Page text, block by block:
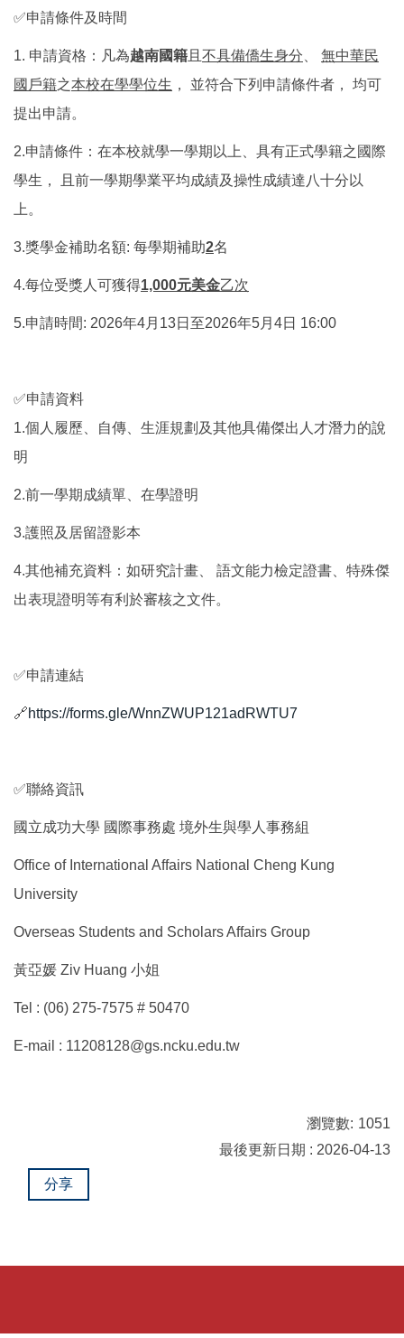
✅申請條件及時間
1. 申請資格：凡為越南國籍 且 不具備僑生身分
無中華民
國戶籍之本校在學學位生 ， 並符合下列申請條件者， 均可
提出申請。
2.申請條件：在本校就學一學期以上、具有正式學籍之國際
學生， 且前一學期學業平均成績及操性成績達八十分以
上。
3.獎學金補助名額: 每學期補助2名
4.每位受獎人可獲得1,000元美金乙次
5.申請時間: 2026年4月13日至2026年5月4日 16:00
✅申請資料
1.個人履歷、自傳、生涯規劃及其他具備傑出人才潛力的說
明
2.前一學期成績單、在學證明
3.護照及居留證影本
4.其他補充資料：如研究計畫、 語文能力檢定證書、特殊傑
出表現證明等有利於審核之文件。
✅申請連結
🔗https://forms.gle/WnnZWUP121adRWTU7
✅聯絡資訊
國立成功大學 國際事務處 境外生與學人事務組
Office of International Affairs National Cheng Kung
University
Overseas Students and Scholars Affairs Group
黃亞媛 Ziv Huang 小姐
Tel : (06) 275-7575 # 50470
E-mail : 11208128@gs.ncku.edu.tw
瀏覽數: 1051
最後更新日期 : 2026-04-13
分享